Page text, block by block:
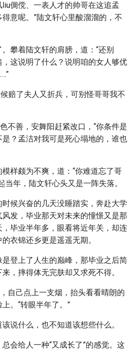
倜傥、一表人才的帅哥在这追孟
意呢。”陆文轩心里酸溜溜的，不
攀着陆文轩的肩膀，道：“还别
这说明了什么？说明咱的女人够优
赔了夫人又折兵，可别怪哥哥我不
不善，安舞阳赶紧改口，“你条件是
？孟洁对我可是死心塌地的，谁也
样颇为不爽，道：“你难道忘了哥
当年，陆文轩心头又是一阵失落。
候兴奋的几天没睡踏实，奔赴大学
发，毕业那天对未来的憧憬又是那
毕业半年多，眼看将近年关，却连
衣锦还乡更是遥遥无期。
登上了人生的巅峰，那毕业之后简
，摔得体无完肤却又求死不得。
自己点上一支烟，抬头看看晴朗的
。“转眼半年了。”
说什么，也不知道该想些什么。
会给人一种“又成长了”的感觉。这